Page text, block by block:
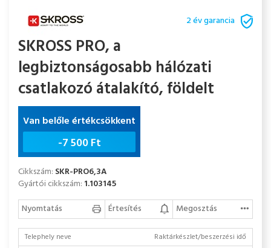
2 év garancia
SKROSS PRO, a
legbiztonságosabb hálózati
csatlakozó átalakító, földelt
Van belőle értékcsökkent
-7 500 Ft
Cikkszám: SKR-PRO6,3A
Gyártói cikkszám: 1.103145
Nyomtatás
Értesítés Megosztás
Telephely neve Raktárkészlet/beszerzési idő